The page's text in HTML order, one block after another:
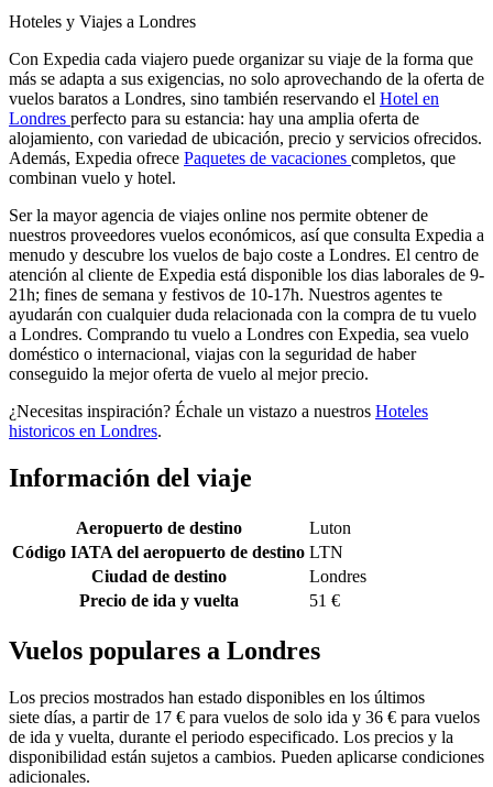
Hoteles y Viajes a Londres
Con Expedia cada viajero puede organizar su viaje de la forma que
más se adapta a sus exigencias, no solo aprovechando de la oferta de
vuelos baratos a Londres, sino también reservando el Hotel en
Londres perfecto para su estancia: hay una amplia oferta de
alojamiento, con variedad de ubicación, precio y servicios ofrecidos.
Además, Expedia ofrece Paquetes de vacaciones completos, que
combinan vuelo y hotel.
Ser la mayor agencia de viajes online nos permite obtener de
nuestros proveedores vuelos económicos, así que consulta Expedia a
menudo y descubre los vuelos de bajo coste a Londres. El centro de
atención al cliente de Expedia está disponible los dias laborales de 9-
21h; fines de semana y festivos de 10-17h. Nuestros agentes te
ayudarán con cualquier duda relacionada con la compra de tu vuelo
a Londres. Comprando tu vuelo a Londres con Expedia, sea vuelo
doméstico o internacional, viajas con la seguridad de haber
conseguido la mejor oferta de vuelo al mejor precio.
¿Necesitas inspiración? Échale un vistazo a nuestros Hoteles
historicos en Londres.
Información del viaje
Aeropuerto de destino
Luton
Código IATA del aeropuerto de destino LTN
Ciudad de destino
Londres
Precio de ida y vuelta
51 €
Vuelos populares a Londres
Los precios mostrados han estado disponibles en los últimos
siete días, a partir de 17 € para vuelos de solo ida y 36 € para vuelos
de ida y vuelta, durante el periodo especificado. Los precios y la
disponibilidad están sujetos a cambios. Pueden aplicarse condiciones
adicionales.